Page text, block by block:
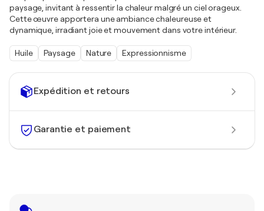
Expédition et retours
Garantie et paiement
paysage, invitant à ressentir la chaleur malgré un ciel orageux.
Cette œuvre apportera une ambiance chaleureuse et
dynamique, irradiant joie et mouvement dans votre intérieur.
Huile Paysage Nature Expressionnisme